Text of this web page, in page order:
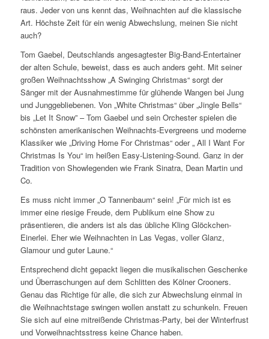
raus. Jeder von uns kennt das, Weihnachten auf die klassische
Art. Höchste Zeit für ein wenig Abwechslung, meinen Sie nicht
auch?
Tom Gaebel, Deutschlands angesagtester Big-Band-Entertainer
der alten Schule, beweist, dass es auch anders geht. Mit seiner
großen Weihnachtsshow „A Swinging Christmas“ sorgt der
Sänger mit der Ausnahmestimme für glühende Wangen bei Jung
und Junggebliebenen. Von „White Christmas“ über „Jingle Bells“
bis „Let It Snow” – Tom Gaebel und sein Orchester spielen die
schönsten amerikanischen Weihnachts-Evergreens und moderne
Klassiker wie „Driving Home For Christmas“ oder „ All I Want For
Christmas Is You“ im heißen Easy-Listening-Sound. Ganz in der
Tradition von Showlegenden wie Frank Sinatra, Dean Martin und
Co.
Es muss nicht immer „O Tannenbaum“ sein! „Für mich ist es
immer eine riesige Freude, dem Publikum eine Show zu
präsentieren, die anders ist als das übliche Kling Glöckchen-
Einerlei. Eher wie Weihnachten in Las Vegas, voller Glanz,
Glamour und guter Laune.“
Entsprechend dicht gepackt liegen die musikalischen Geschenke
und Überraschungen auf dem Schlitten des Kölner Crooners.
Genau das Richtige für alle, die sich zur Abwechslung einmal in
die Weihnachtstage swingen wollen anstatt zu schunkeln. Freuen
Sie sich auf eine mitreißende Christmas-Party, bei der Winterfrust
und Vorweihnachtsstress keine Chance haben.